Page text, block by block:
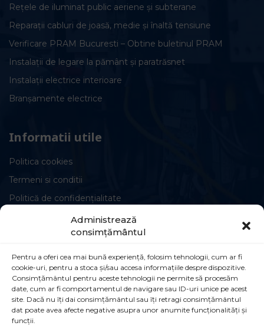
Administrează
consimțământul
Pentru a oferi cea mai bună experiență, folosim tehnologii, cum ar fi
cookie-uri, pentru a stoca și/sau accesa informațiile despre dispozitive.
Consimțământul pentru aceste tehnologii ne permite să procesăm
date, cum ar fi comportamentul de navigare sau ID-uri unice pe acest
site. Dacă nu îți dai consimțământul sau îți retragi consimțământul
dat poate avea afecte negative asupra unor anumite funcționalități și
funcții.
Rețele de iluminat public aeriene și subterane
Reparații cabluri de joasă, medie și înaltă tensiune
Verificare PRAM Bucuresti – Obtine buletinul PRAM
Instalații de legare la pământ și paratrăsnet
Instalații electrice interioare
Branșamente electrice
Informatii utile
Politica cookies
Termeni si conditii
Politică de confidențialitate
Circuite și conexiuni
Șoseaua Leordeni 90B, Popești-Leordeni,
077160